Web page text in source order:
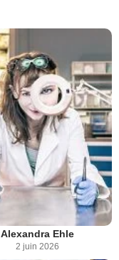
Alexandra Ehle
2 juin 2026